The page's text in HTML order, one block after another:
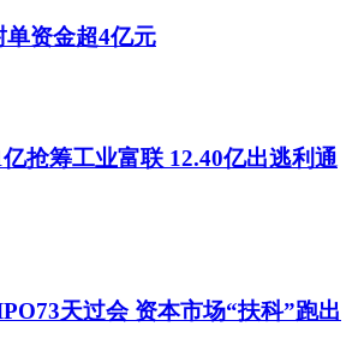
资金超4亿元
抢筹工业富联 12.40亿出逃利通
天过会 资本市场“扶科”跑出